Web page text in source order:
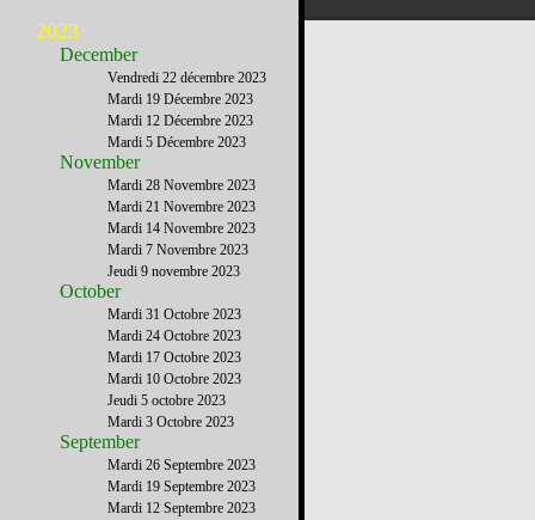
2023
December
Vendredi 22 décembre 2023
Mardi 19 Décembre 2023
Mardi 12 Décembre 2023
Mardi 5 Décembre 2023
November
Mardi 28 Novembre 2023
Mardi 21 Novembre 2023
Mardi 14 Novembre 2023
Mardi 7 Novembre 2023
Jeudi 9 novembre 2023
October
Mardi 31 Octobre 2023
Mardi 24 Octobre 2023
Mardi 17 Octobre 2023
Mardi 10 Octobre 2023
Jeudi 5 octobre 2023
Mardi 3 Octobre 2023
September
Mardi 26 Septembre 2023
Mardi 19 Septembre 2023
Mardi 12 Septembre 2023